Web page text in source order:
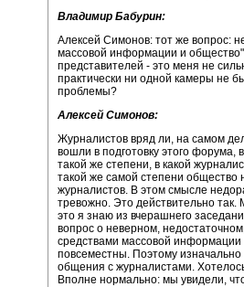
Владимир Бабурин:
Алексей Симонов: тот же вопрос:
массовой информации и общество"
представителей - это меня не
практически ни одной камеры не
проблемы?
Алексей Симонов:
Журналистов вряд ли, на самом
вошли в подготовку этого форума,
такой же степени, в какой
такой же самой степени общество
журналистов. В этом смысле
тревожно. Это действительно так.
это я знаю из вчерашнего
вопрос о неверном,
средствами массовой
повсеместны. Поэтому
общения с журналистами.
Вполне нормально: мы увидели,